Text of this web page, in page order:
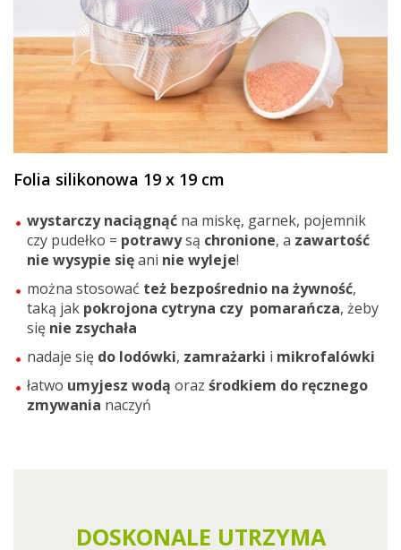
Folia silikonowa 19 x 19 cm
wystarczy naciągnąć na miskę, garnek, pojemnik
czy pudełko = potrawysą chronione, a zawartość
nie wysypie sięani nie wyleje!
można stosować też bezpośrednio na żywność,
taką jak pokrojona cytryna czy pomarańcza, żeby
się nie zsychała
nadaje się do lodówki, zamrażarki i mikrofalówki
łatwo umyjesz wodą oraz środkiem do ręcznego
zmywania naczyń
DOSKONALE UTRZYMA